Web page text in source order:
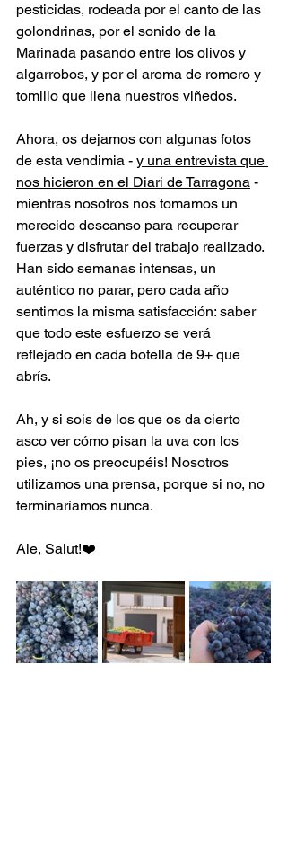
pesticidas, rodeada por el canto de las
golondrinas, por el sonido de la
Marinada pasando entre los olivos y
algarrobos, y por el aroma de romero y
tomillo que llena nuestros viñedos.
Ahora, os dejamos con algunas fotos
de esta vendimia - y una entrevista que
nos hicieron en el Diari de Tarragona -
mientras nosotros nos tomamos un
merecido descanso para recuperar
fuerzas y disfrutar del trabajo realizado.
Han sido semanas intensas, un
auténtico no parar, pero cada año
sentimos la misma satisfacción: saber
que todo este esfuerzo se verá
reflejado en cada botella de 9+ que
abrís.
Ah, y si sois de los que os da cierto
asco ver cómo pisan la uva con los
pies, ¡no os preocupéis! Nosotros
utilizamos una prensa, porque si no, no
terminaríamos nunca.
Ale, Salut!❤️